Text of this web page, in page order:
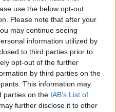
use the below opt-out
Please note that after your
may continue seeing
information utilized by
to third parties prior to
opt-out of the further
by third parties on the
This information may
parties on the IAB’s List of
further disclose it to other